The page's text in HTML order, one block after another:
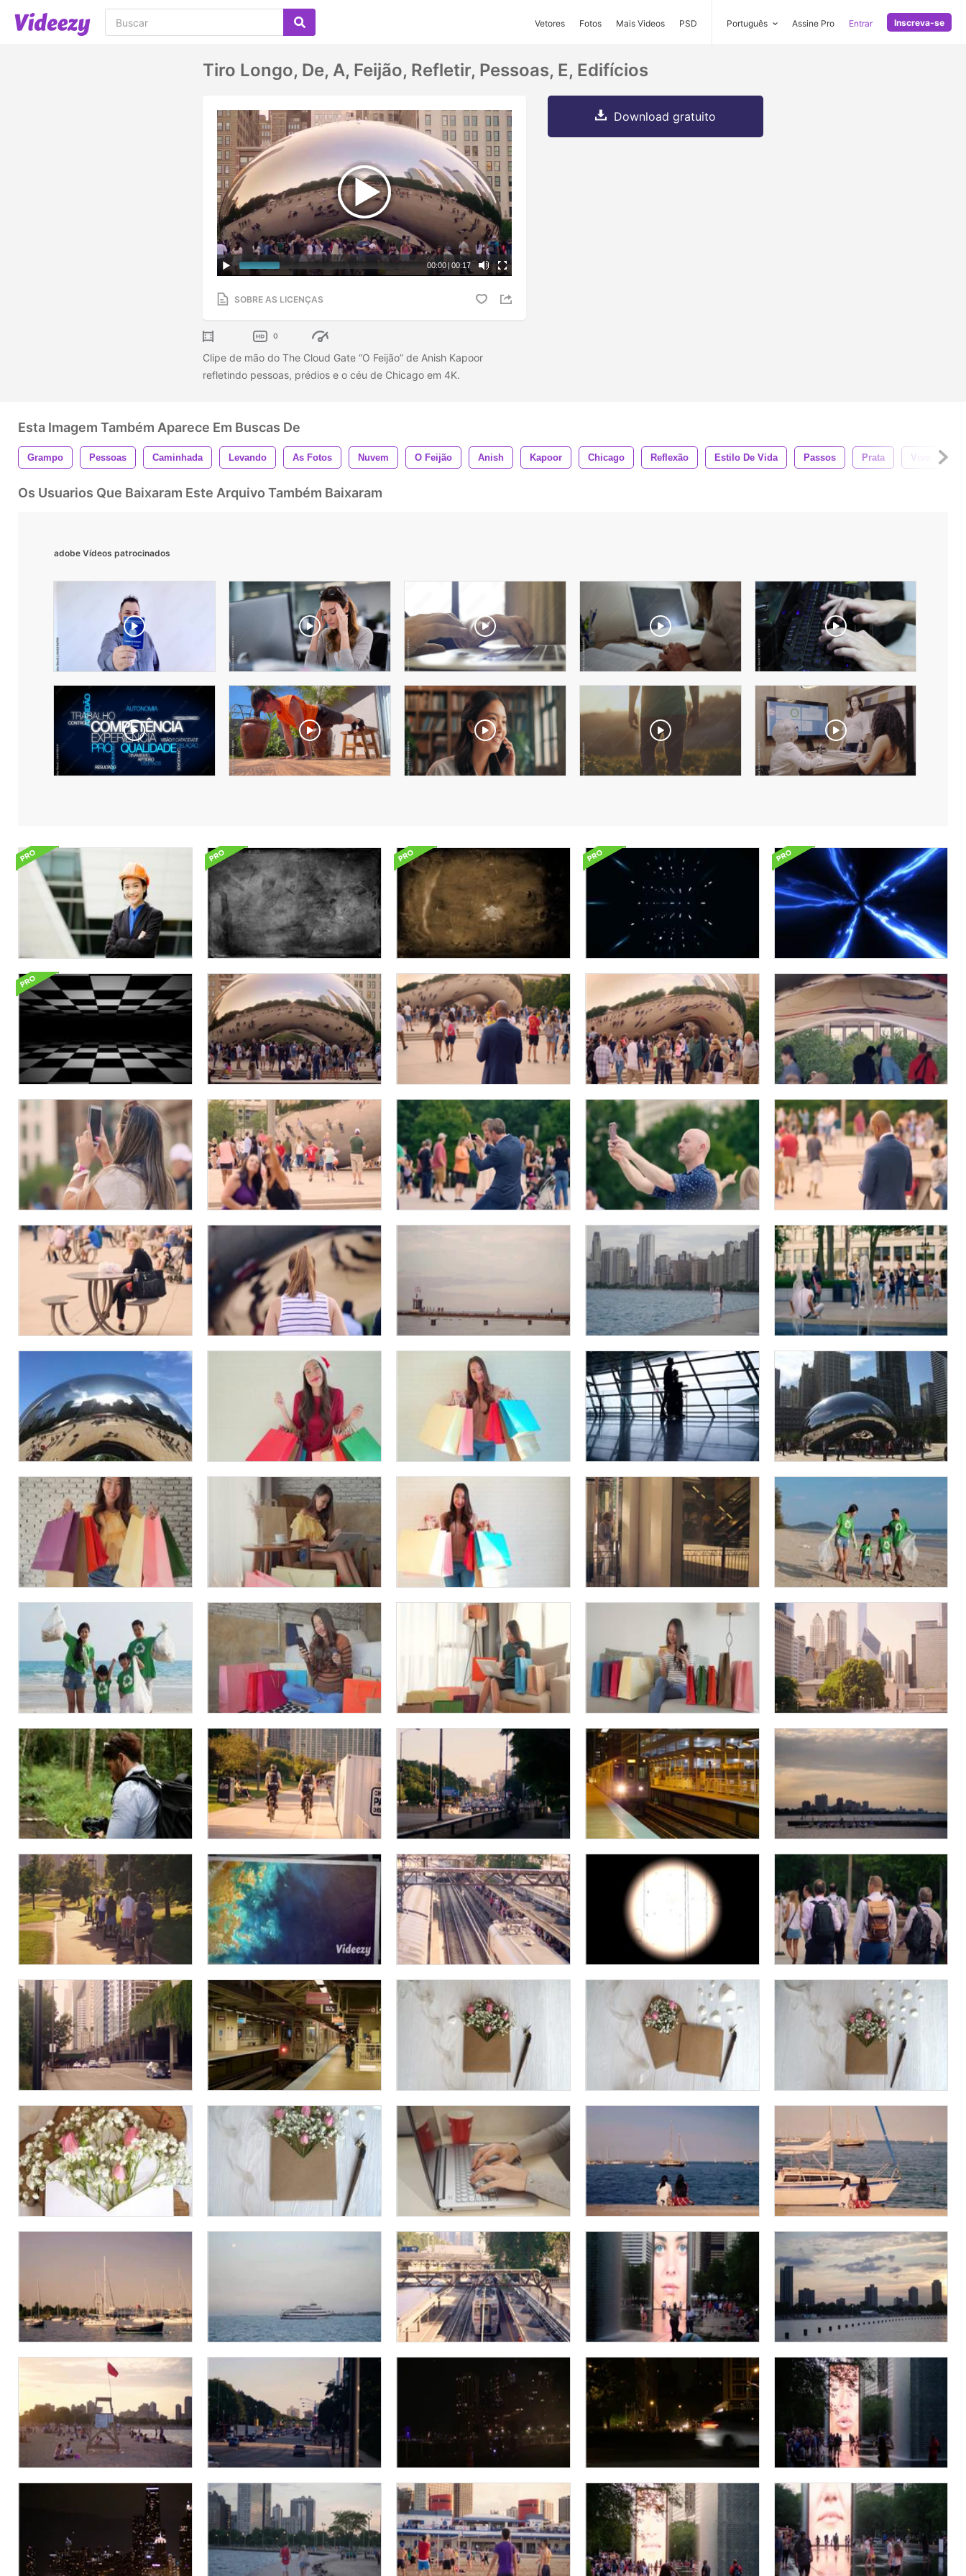
Vetores Fotos Mais Videos PSD Português Assine Pro Entrar Inscreva-se
Tiro Longo, De, A, Feijão, Refletir, Pessoas, E, Edifícios
00:00 | 00:17
SOBRE AS LICENÇAS
0
Clipe de mão do The Cloud Gate “O Feijão” de Anish Kapoor
refletindo pessoas, prédios e o céu de Chicago em 4K.
Download gratuito
Esta Imagem Também Aparece Em Buscas De
Grampo Pessoas Caminhada Levando As Fotos Nuvem O Feijão Anish Kapoor Chicago Reflexão Estilo De Vida Passos Prata Vivo
Os Usuarios Que Baixaram Este Arquivo Também Baixaram
adobe Vídeos patrocinados